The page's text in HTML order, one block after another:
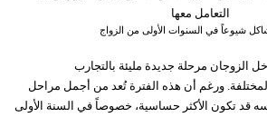
شيوعاً في السنوات الأولى من الزواج
الزوجان مرحلة جديدة مليئة بالتجارب
ورغم أن هذه الفترة تُعد من أجمل مراحل
قد تكون الأكثر حساسية، خصوصاً في السنة الأولى